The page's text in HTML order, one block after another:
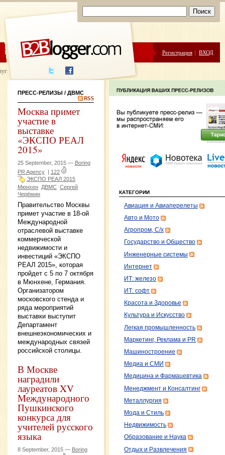
ЦЕНЫ ПОМОЩЬ Регистрация | ВХОД
написания
ПРЕСС-РЕЛИЗЫ / ДВМС
Москва примет
участие в
выставке
«ЭКСПО РЕАЛ
2015»
25 September, 2015 — Boring
PR Agency | 122
ЭКСПО РЕАЛ 2015
Мюнхен ДВМС Сергей
Черёмин
Правительство Москвы
примет участие в 18-ой
Международной
отраслевой выставке
коммерческой
недвижимости и
инвестиций «ЭКСПО
РЕАЛ 2015», которая
пройдет с 5 по 7 октября
в Мюнхене, Германия.
Организатором
московского стенда и
ряда мероприятий
выставки выступит
Департамент
внешнеэкономических и
международных связей
российской столицы.
В Москве
наградили
лауреатов XV
Международного
Пушкинского
конкурса для
учителей русского
языка
8 September, 2015 — Boring
КАТЕГОРИИ
Авиация и Авиаперелеты
Авто и Мото
Агропром, С/х
Государство и Общество
Инженерные системы
Интернет
ИТ: железо
ИТ: софт
Красота и Здоровье
Культура и Искусство
Легкая промышленность
Маркетинг, Реклама и PR
Машиностроение
Медиа и СМИ
Медицина и Фармацевтика
Менеджмент и Консалтинг
Металлургия
Мода и Стиль
Недвижимость
Образование и Наука
Отдых и Развлечения